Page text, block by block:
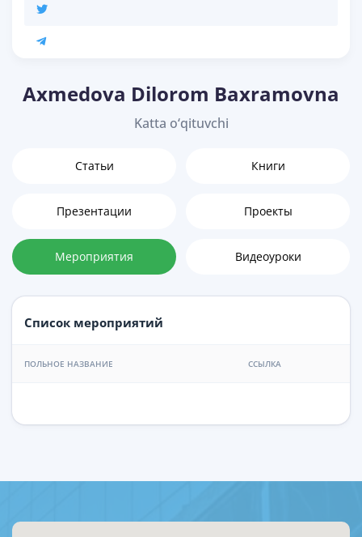
Axmedova Dilorom Baxramovna
Katta o‘qituvchi
Статьи Книги
Презентации Проекты
Мероприятия Видеоуроки
Список мероприятий
ПОЛЬНОЕ НАЗВАНИЕ ССЫЛКА